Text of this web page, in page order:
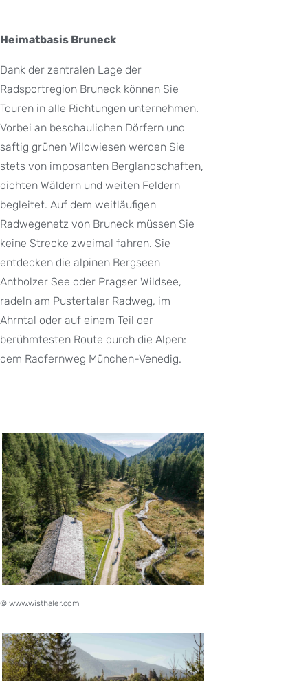
Heimatbasis Bruneck
Dank der zentralen Lage der
Radsportregion Bruneck können Sie
Touren in alle Richtungen unternehmen.
Vorbei an beschaulichen Dörfern und
saftig grünen Wildwiesen werden Sie
stets von imposanten Berglandschaften,
dichten Wäldern und weiten Feldern
begleitet. Auf dem weitläufigen
Radwegenetz von Bruneck müssen Sie
keine Strecke zweimal fahren. Sie
entdecken die alpinen Bergseen
Antholzer See oder Pragser Wildsee,
radeln am Pustertaler Radweg, im
Ahrntal oder auf einem Teil der
berühmtesten Route durch die Alpen:
dem Radfernweg München-Venedig.
© www.wisthaler.com